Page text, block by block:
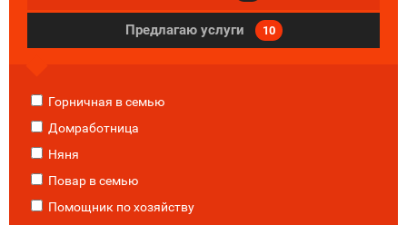
Предлагаю услуги 10
Горничная в семью
Домработница
Няня
Повар в семью
Помощник по хозяйству